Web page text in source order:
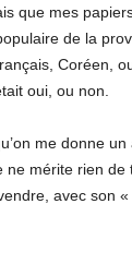
que mes
de la
Coréen,
oui, ou non.
me donne
mérite rien de
avec son